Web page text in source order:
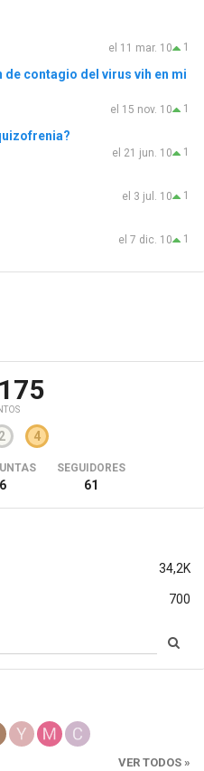
1
el 11 mar. 10
contagio del virus vih en mi
1
el 15 nov. 10
1
el 21 jun. 10
1
el 3 jul. 10
1
el 7 dic. 10
2 4
6
SEGUIDORES
61
34,2K
700
VER TODOS »